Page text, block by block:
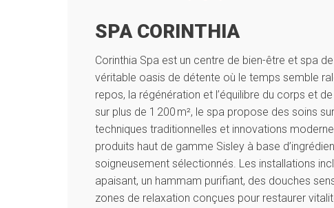
SPA CORINTHIA
Corinthia Spa est un centre de bien-être et spa
véritable oasis de détente où le temps semble
repos, la régénération et l’équilibre du corps et de
sur plus de 1 200 m², le spa propose des soins
techniques traditionnelles et innovations
produits haut de gamme Sisley à base
soigneusement sélectionnés. Les installations
apaisant, un hammam purifiant, des douches
zones de relaxation conçues pour restaurer